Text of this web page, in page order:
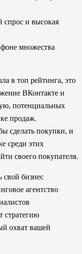
и высокая
множества
в топ рейтинга, это
ВКонтакте и
потенциальных
продаж.
сделать покупки, и
среди этих
своего покупателя.
свой бизнес
агентство
стратегию
охват вашей